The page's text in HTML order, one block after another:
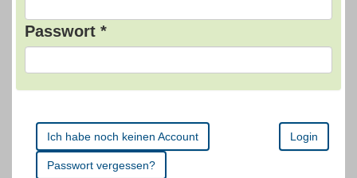
Passwort *
Ich habe noch keinen Account
Passwort vergessen?
Login